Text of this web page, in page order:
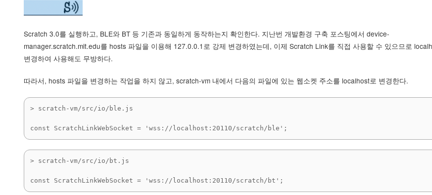
Scratch 3.0를 실행하고, BLE와 BT 등 기존과 동일하게 동작하는지 확인한다. 지난번 개발환경 구축 포스팅에서 device-
manager.scratch.mit.edu를 hosts 파일을 이용해 127.0.0.1로 강제 변경하였는데, 이제 Scratch Link를 직접 사용할 수 있으므로
변경하여 사용해도 무방하다.
따라서, hosts 파일을 변경하는 작업을 하지 않고, scratch-vm 내에서 다음의 파일에 있는 웹소켓 주소를 localhost로 변경한다.
> scratch-vm/src/io/ble.js
const ScratchLinkWebSocket = 'wss://localhost:20110/scratch/ble';
> scratch-vm/src/io/bt.js
const ScratchLinkWebSocket = 'wss://localhost:20110/scratch/bt';